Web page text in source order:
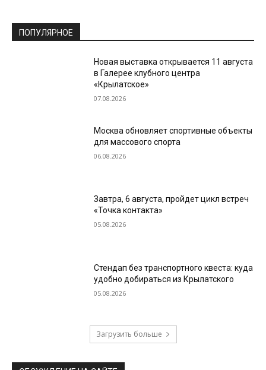
ПОПУЛЯРНОЕ
Новая выставка открывается 11 августа
в Галерее клубного центра
«Крылатское»
07.08.2026
Москва обновляет спортивные объекты
для массового спорта
06.08.2026
Завтра, 6 августа, пройдет цикл встреч
«Точка контакта»
05.08.2026
Стендап без транспортного квеста: куда
удобно добираться из Крылатского
05.08.2026
Загрузить больше